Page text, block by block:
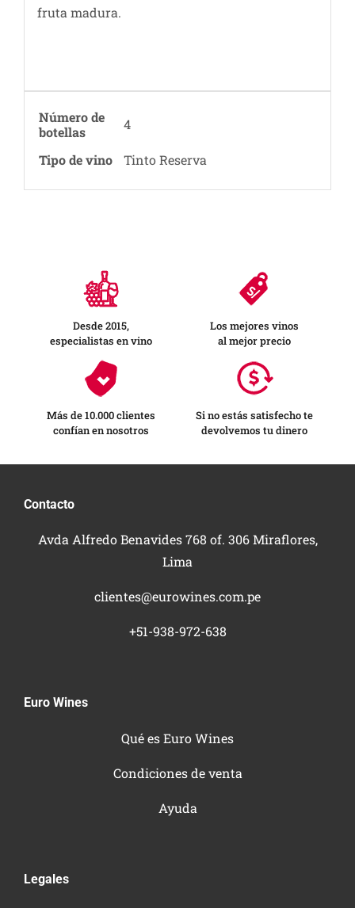
fruta madura.
Número de
botellas
4
Tipo de vino Tinto Reserva
Desde 2015,
especialistas en vino
Los mejores vinos
al mejor precio
Más de 10.000 clientes
confían en nosotros
Si no estás satisfecho te
devolvemos tu dinero
Contacto
Avda Alfredo Benavides 768 of. 306 Miraflores,
Lima
clientes@eurowines.com.pe
+51-938-972-638
Euro Wines
Qué es Euro Wines
Condiciones de venta
Ayuda
Legales